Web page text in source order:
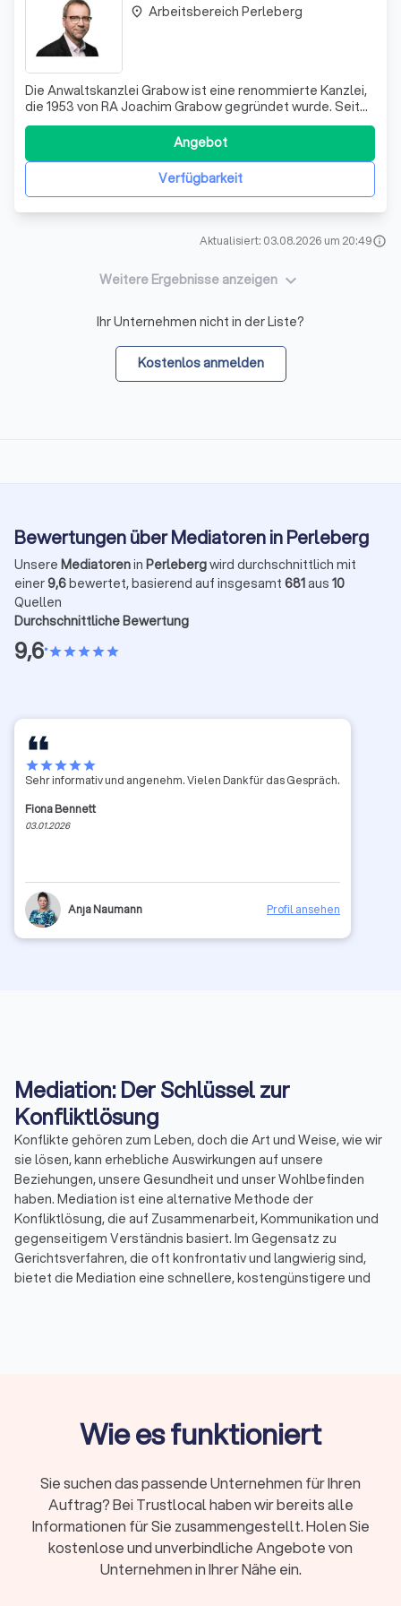
Die Anwaltskanzlei Grabow ist eine renommierte Kanzlei,
die 1953 von RA Joachim Grabow gegründet wurde. Seit
2002 wird sie von seinem Sohn, RA Dr. Christian Grabow,
geführt. Mit einem starken Fokus auf Familienrecht, bietet
die Kanzlei eine umfassende rechtliche Beratung und
Vertretung in allen famiVerfügbarkeit
Angebot
place Arbeitsbereich Perleberg
Aktualisiert: 03.08.2026 um 20:49info
Weitere Ergebnisse anzeigen keyboard_arrow_down
Ihr Unternehmen nicht in der Liste?
Kostenlos anmelden
Bewertungen über Mediatoren in Perleberg
Unsere Mediatorenin Perlebergwird durchschnittlich mit
einer9,6bewertet, basierend auf insgesamt 681aus 10
Quellen
Durchschnittliche Bewertung
9,6•starstarstarstarstar
starstarstarstarstar
Sehr informativ und angenehm. Vielen Dank für das Gespräch.
Fiona Bennett
03.01.2026
Anja Naumann Profil ansehen
Mediation: Der Schlüssel zur
Konfliktlösung
Konflikte gehören zum Leben, doch die Art und Weise, wie wir
sie lösen, kann erhebliche Auswirkungen auf unsere
Beziehungen, unsere Gesundheit und unser Wohlbefinden
haben. Mediation ist eine alternative Methode der
Konfliktlösung, die auf Zusammenarbeit, Kommunikation und
gegenseitigem Verständnis basiert. Im Gegensatz zu
Gerichtsverfahren, die oft konfrontativ und langwierig sind,
bietet die Mediation eine schnellere, kostengünstigere und
Was ist Mediation?
dem ein neutraler Dritter, der Mediator, den Parteien hilft, eine
einvernehmliche Lösung für ihren Streit zu finden. Der
Mediator hat keine Entscheidungsbefugnis, sondern
unterstützt die Beteiligten dabei, ihre Interessen und
Bedürfnisse offenzulegen, Missverständnisse zu klären und
gemeinsam Lösungen zu erarbeiten. Die Mediation wird häufig
Wie es funktioniert
Sie suchen das passende Unternehmen für Ihren
Auftrag? Bei Trustlocal haben wir bereits alle
Informationen für Sie zusammengestellt. Holen Sie
kostenlose und unverbindliche Angebote von
Unternehmen in Ihrer Nähe ein.